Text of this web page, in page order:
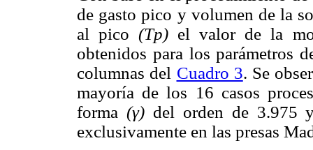
de gasto pico y volumen de la
al pico(Tp) el valor de la
obtenidos para los parámetros
columnas del Cuadro 3. Se
mayoría de los 16 casos
forma (γ) del orden de 3.975
exclusivamente en las presas